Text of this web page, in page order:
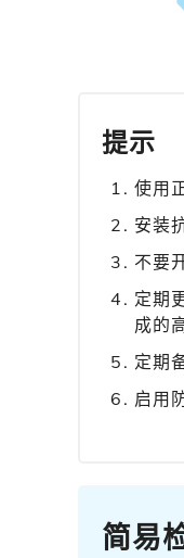
提示
使用
安装
不要
定期
成的
定期
启用
简易